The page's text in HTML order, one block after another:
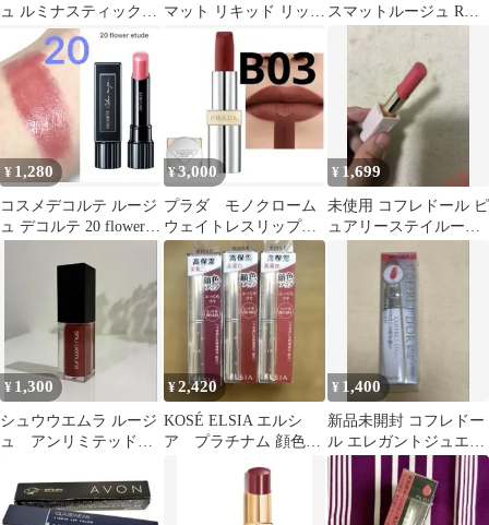
ュ ルミナスティックル
ージュ 口紅
マット リキッド リップ
カラー クオーツゼット
スマットルージュ RD
¥ 1,280
コスメデコルテ ルージ
ュ デコルテ 20 flower
¥3,000
プラダ モノクローム
ウェイトレスリップカ
ラーB03マホガニー
マットレザー
¥ 1,699
未使用 コフレドール ピ
ュアリーステイルージ
¥ 1,300
シュウウエムラ ルージ
ュ アンリミテッドキ
930
¥2,420
KOSÉ ELSIA エルシ
ア プラチナム 顔色ア
¥ 1,400
新品未開封 コフレドー
ル エレガントジュエリ
ー ルージュ RD-207